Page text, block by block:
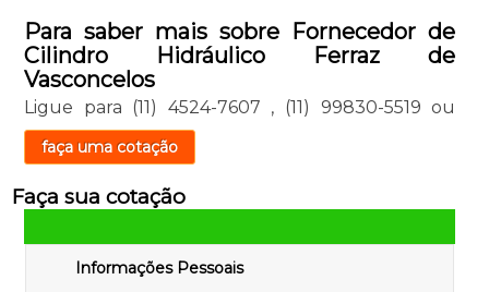
Para saber mais sobre Fornecedor de
Cilindro Hidráulico Ferraz de
Vasconcelos
Ligue para (11) 4524-7607 , (11) 99830-5519 ou
faça uma cotação
Faça sua cotação
Informações Pessoais